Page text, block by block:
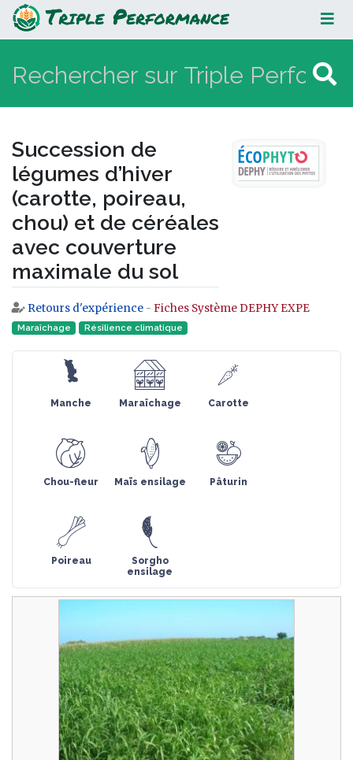
Succession de légumes d’hiver
(carotte, poireau, chou) et de
céréales avec couverture
maximale du sol
Succession de
légumes d’hiver
(carotte, poireau,
chou) et de céréales
avec couverture
maximale du sol
Aller à :navigation,rechercher
Retours d'expérience - Fiches Système DEPHY EXPE
Maraîchage Résilience climatique
Manche Maraîchage Carotte
Chou-fleur Maïs ensilage Pâturin
Poireau
Sorgho
ensilage